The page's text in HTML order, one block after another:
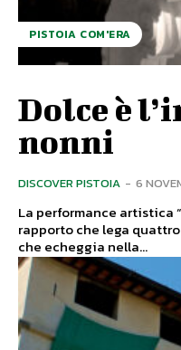
PISTOIA COM'ERA
Dolce è
nonni
DISCOVER PISTOIA - 6
La performance artistica
rapporto che lega quattro
che echeggia nella...